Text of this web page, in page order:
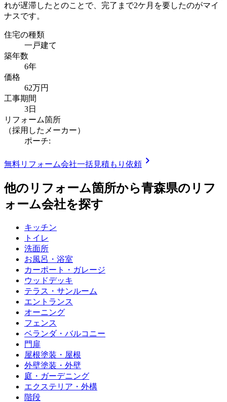
れが遅滞したとのことで、完了まで2ケ月を要したのがマイ
ナスです。
住宅の種類
一戸建て
築年数
6年
価格
62万円
工事期間
3日
リフォーム箇所
（採用したメーカー）
ポーチ:
無料リフォーム会社一括見積もり依頼 chevron_right
他のリフォーム箇所から青森県のリフ
ォーム会社を探す
キッチン
トイレ
洗面所
お風呂・浴室
カーポート・ガレージ
ウッドデッキ
テラス・サンルーム
エントランス
オーニング
フェンス
ベランダ・バルコニー
門扉
屋根塗装・屋根
外壁塗装・外壁
庭・ガーデニング
エクステリア・外構
階段